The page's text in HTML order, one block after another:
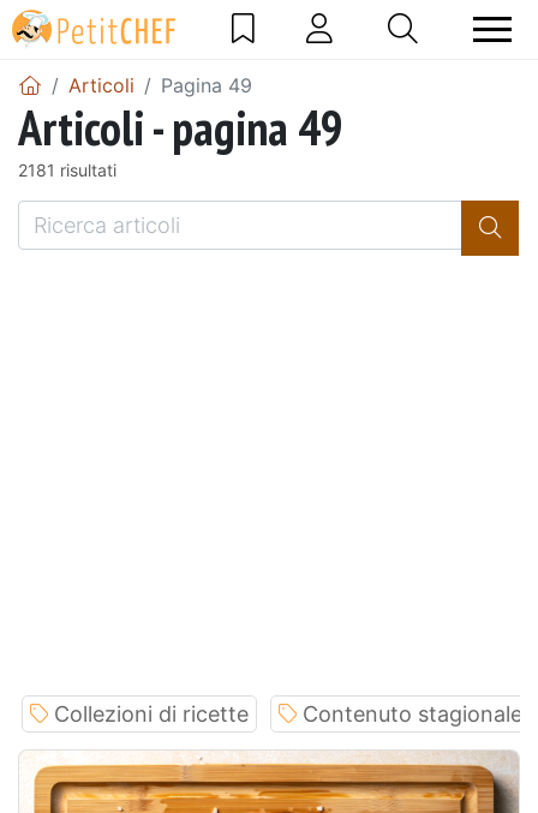
Articoli Pagina 49
Articoli - pagina 49
2181 risultati
Collezioni di ricette Contenuto stagionale